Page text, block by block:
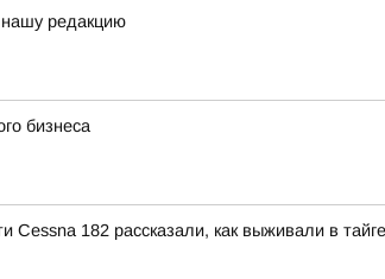
редакцию
бизнеса
Cessna 182 рассказали, как выживали в тайге